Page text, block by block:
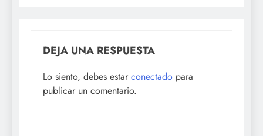
DEJA UNA RESPUESTA
Lo siento, debes estar conectado para
publicar un comentario.